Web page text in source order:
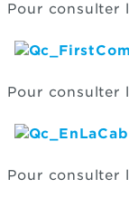
Pour consulter
Pour consulter
Pour consulter